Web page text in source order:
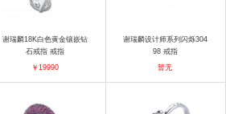
谢瑞麟18K白色黄金镶嵌钻
石戒指 戒指
￥19990
谢瑞麟设计师系列闪烁304
98 戒指
暂无